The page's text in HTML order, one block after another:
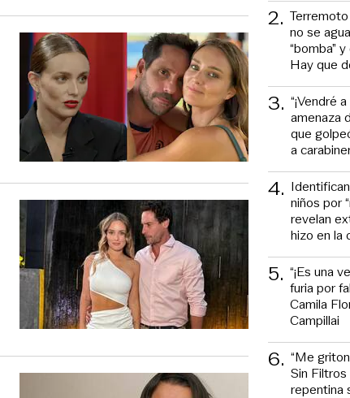
2.
no se
“bomba”
Hay que
3. “¡Vendré
amenaza
que
a
4.
niños por
revelan
hizo en la
5. “¡Es una
furia por
Camila
Campillai
6. “Me
Sin
repentina